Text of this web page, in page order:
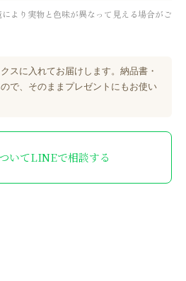
より実物と色味が異なって見える場合がご
スに入れてお届けします。納品書・
で、そのままプレゼントにもお使い
いてLINEで相談する